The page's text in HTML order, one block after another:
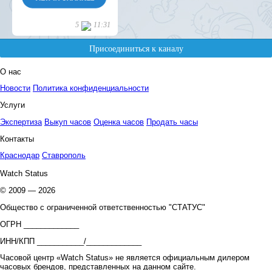
О нас
Новости Политика конфиденциальности
Услуги
Экспертиза Выкуп часов Оценка часов Продать часы
Контакты
Краснодар Ставрополь
Watch Status
© 2009 — 2026
Общество с ограниченной ответственностью "СТАТУС"
ОГРН _____________
ИНН/КПП ___________/_____________
Часовой центр «Watch Status» не является официальным дилером
часовых брендов, представленных на данном сайте.